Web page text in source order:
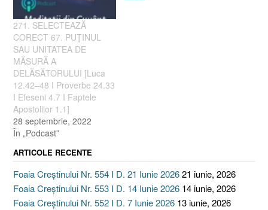
271. SELECTEAZĂ
CORECT 67. PUȚINUL
SAU UNITATEA DE
MĂSURĂ A
DELĂSĂTORULUI [Luca
12.42–48 I Proverbe 24.33
I Efeseni 4.7 I Faptele
Apostolilor 1.1]
28 septembrie, 2022
În „Podcast”
ARTICOLE RECENTE
Foaia Creștinului Nr. 554 I D. 21 Iunie 202621 iunie, 2026
Foaia Creștinului Nr. 553 I D. 14 Iunie 2026 14 iunie, 2026
Foaia Creștinului Nr. 552 I D. 7 Iunie 2026 13 iunie, 2026